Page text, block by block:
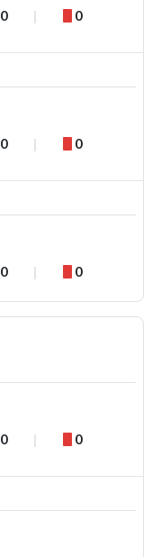
0 0
0 0
0 0
0 0